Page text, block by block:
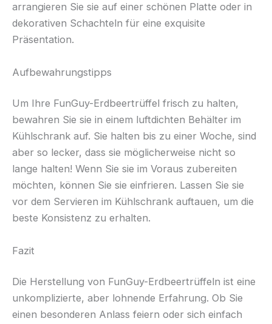
arrangieren Sie sie auf einer schönen Platte oder in
dekorativen Schachteln für eine exquisite
Präsentation.
Aufbewahrungstipps
Um Ihre FunGuy-Erdbeertrüffel frisch zu halten,
bewahren Sie sie in einem luftdichten Behälter im
Kühlschrank auf. Sie halten bis zu einer Woche, sind
aber so lecker, dass sie möglicherweise nicht so
lange halten! Wenn Sie sie im Voraus zubereiten
möchten, können Sie sie einfrieren. Lassen Sie sie
vor dem Servieren im Kühlschrank auftauen, um die
beste Konsistenz zu erhalten.
Fazit
Die Herstellung von FunGuy-Erdbeertrüffeln ist eine
unkomplizierte, aber lohnende Erfahrung. Ob Sie
einen besonderen Anlass feiern oder sich einfach